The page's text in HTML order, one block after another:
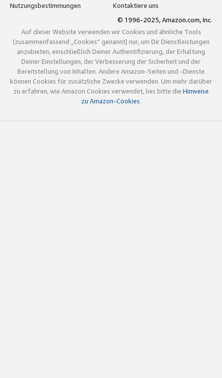
Nutzungsbestimmungen
Kontaktiere uns
© 1996-2025, Amazon.com, Inc.
Auf dieser Website verwenden wir Cookies und ähnliche Tools
(zusammenfassend „Cookies“ genannt) nur, um Dir Dienstleistungen
anzubieten, einschließlich Deiner Authentifizierung, der Erhaltung
Deiner Einstellungen, der Verbesserung der Sicherheit und der
Bereitstellung von Inhalten. Andere Amazon-Seiten und -Dienste
können Cookies für zusätzliche Zwecke verwenden. Um mehr darüber
zu erfahren, wie Amazon Cookies verwendet, lies bitte die Hinweise
zu Amazon-Cookies.